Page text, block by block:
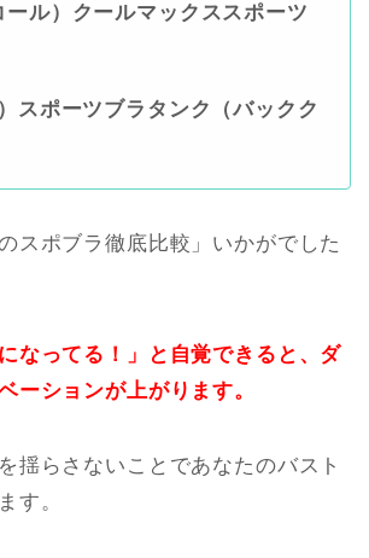
ル）クールマックススポーツ
スポーツブラタンク（バックク
スポブラ徹底比較」いかがでした
なってる！」と自覚できると、ダ
ーションが上がります。
揺らさないことであなたのバスト
す。